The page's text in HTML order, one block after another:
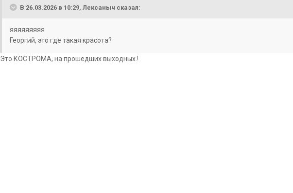
В 26.03.2026 в 10:29,Лексаныч сказал:
яяяяяяяяя
Георгий, это где такая красота?
Это КОСТРОМА, на прошедших выходных.!